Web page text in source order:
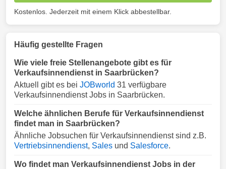
Kostenlos. Jederzeit mit einem Klick abbestellbar.
Häufig gestellte Fragen
Wie viele freie Stellenangebote gibt es für
Verkaufsinnendienst in Saarbrücken?
Aktuell gibt es bei JOBworld 31 verfügbare
Verkaufsinnendienst Jobs in Saarbrücken.
Welche ähnlichen Berufe für Verkaufsinnendienst
findet man in Saarbrücken?
Ähnliche Jobsuchen für Verkaufsinnendienst sind z.B.
Vertriebsinnendienst, Sales und Salesforce.
Wo findet man Verkaufsinnendienst Jobs in der